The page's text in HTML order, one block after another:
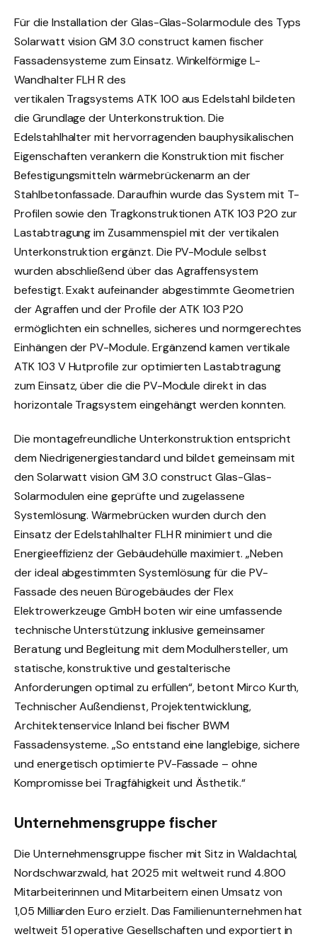
Für die Installation der Glas-Glas-Solarmodule des Typs
Solarwatt vision GM 3.0 construct kamen fischer
Fassadensysteme zum Einsatz. Winkelförmige L-
Wandhalter FLH R des
vertikalen Tragsystems ATK 100 aus Edelstahl bildeten
die Grundlage der Unterkonstruktion. Die
Edelstahlhalter mit hervorragenden bauphysikalischen
Eigenschaften verankern die Konstruktion mit fischer
Befestigungsmitteln wärmebrückenarm an der
Stahlbetonfassade. Daraufhin wurde das System mit T-
Profilen sowie den Tragkonstruktionen ATK 103 P20 zur
Lastabtragung im Zusammenspiel mit der vertikalen
Unterkonstruktion ergänzt. Die PV-Module selbst
wurden abschließend über das Agraffensystem
befestigt. Exakt aufeinander abgestimmte Geometrien
der Agraffen und der Profile der ATK 103 P20
ermöglichten ein schnelles, sicheres und normgerechtes
Einhängen der PV-Module. Ergänzend kamen vertikale
ATK 103 V Hutprofile zur optimierten Lastabtragung
zum Einsatz, über die die PV-Module direkt in das
horizontale Tragsystem eingehängt werden konnten.
Die montagefreundliche Unterkonstruktion entspricht
dem Niedrigenergiestandard und bildet gemeinsam mit
den Solarwatt vision GM 3.0 construct Glas-Glas-
Solarmodulen eine geprüfte und zugelassene
Systemlösung. Wärmebrücken wurden durch den
Einsatz der Edelstahlhalter FLH R minimiert und die
Energieeffizienz der Gebäudehülle maximiert. „Neben
der ideal abgestimmten Systemlösung für die PV-
Fassade des neuen Bürogebäudes der Flex
Elektrowerkzeuge GmbH boten wir eine umfassende
technische Unterstützung inklusive gemeinsamer
Beratung und Begleitung mit dem Modulhersteller, um
statische, konstruktive und gestalterische
Anforderungen optimal zu erfüllen“, betont Mirco Kurth,
Technischer Außendienst, Projektentwicklung,
Architektenservice Inland bei fischer BWM
Fassadensysteme. „So entstand eine langlebige, sichere
und energetisch optimierte PV-Fassade – ohne
Kompromisse bei Tragfähigkeit und Ästhetik.“
Unternehmensgruppe fischer
Die Unternehmensgruppe fischer mit Sitz in Waldachtal,
Nordschwarzwald, hat 2025 mit weltweit rund 4.800
Mitarbeiterinnen und Mitarbeitern einen Umsatz von
1,05 Milliarden Euro erzielt. Das Familienunternehmen hat
weltweit 51 operative Gesellschaften und exportiert in